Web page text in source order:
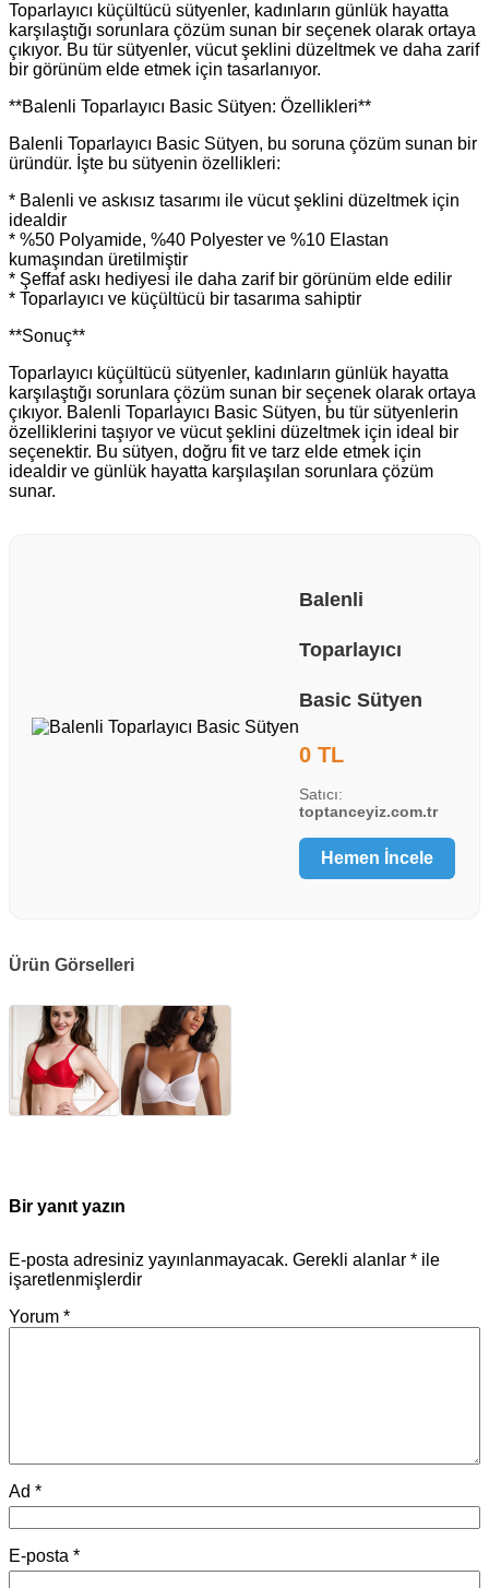
Toparlayıcı küçültücü sütyenler, kadınların günlük hayatta
karşılaştığı sorunlara çözüm sunan bir seçenek olarak ortaya
çıkıyor. Bu tür sütyenler, vücut şeklini düzeltmek ve daha zarif
bir görünüm elde etmek için tasarlanıyor.
**Balenli Toparlayıcı Basic Sütyen: Özellikleri**
Balenli Toparlayıcı Basic Sütyen, bu soruna çözüm sunan bir
üründür. İşte bu sütyenin özellikleri:
* Balenli ve askısız tasarımı ile vücut şeklini düzeltmek için
idealdir
* %50 Polyamide, %40 Polyester ve %10 Elastan
kumaşından üretilmiştir
* Şeffaf askı hediyesi ile daha zarif bir görünüm elde edilir
* Toparlayıcı ve küçültücü bir tasarıma sahiptir
**Sonuç**
Toparlayıcı küçültücü sütyenler, kadınların günlük hayatta
karşılaştığı sorunlara çözüm sunan bir seçenek olarak ortaya
çıkıyor. Balenli Toparlayıcı Basic Sütyen, bu tür sütyenlerin
özelliklerini taşıyor ve vücut şeklini düzeltmek için ideal bir
seçenektir. Bu sütyen, doğru fit ve tarz elde etmek için
idealdir ve günlük hayatta karşılaşılan sorunlara çözüm
sunar.
Balenli
Toparlayıcı
Basic Sütyen
0 TL
Satıcı:
toptanceyiz.com.tr
Hemen İncele
Ürün Görselleri
Bir yanıt yazın
E-posta adresiniz yayınlanmayacak. Gerekli alanlar * ile
işaretlenmişlerdir
Yorum *
Ad *
E-posta *